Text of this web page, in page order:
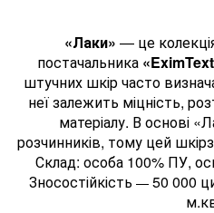
«Лаки» — це
постачальника
штучних шкір часто
неї залежить міцність,
матеріалу. В основі
розчинників, тому цей
Склад: особа 100% ПУ,
Зносостійкість —50 000